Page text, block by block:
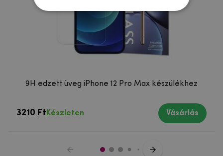
9H edzett üveg iPhone 12 Pro Max készülékhez
3210 Ft Készleten Vásárlás